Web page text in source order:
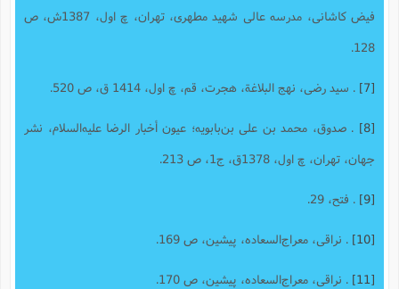
فیض کاشانى، مدرسه عالى شهید مطهرى، تهران، چ اول، 1387ش، ص
128.
. سید رضى، نهج البلاغة، هجرت، قم، چ اول، 1414 ق،‌ ص 520.
. صدوق، محمد بن على بن‌بابویه؛ عیون أخبار الرضا علیه‌السلام، نشر
جهان، تهران، چ اول، 1378ق، ج‌1، ص 213.
. فتح، 29.
. نراقی، معراج‌السعاده، پیشین، ص 169.
. نراقی، معراج‌السعاده، پیشین، ص 170.